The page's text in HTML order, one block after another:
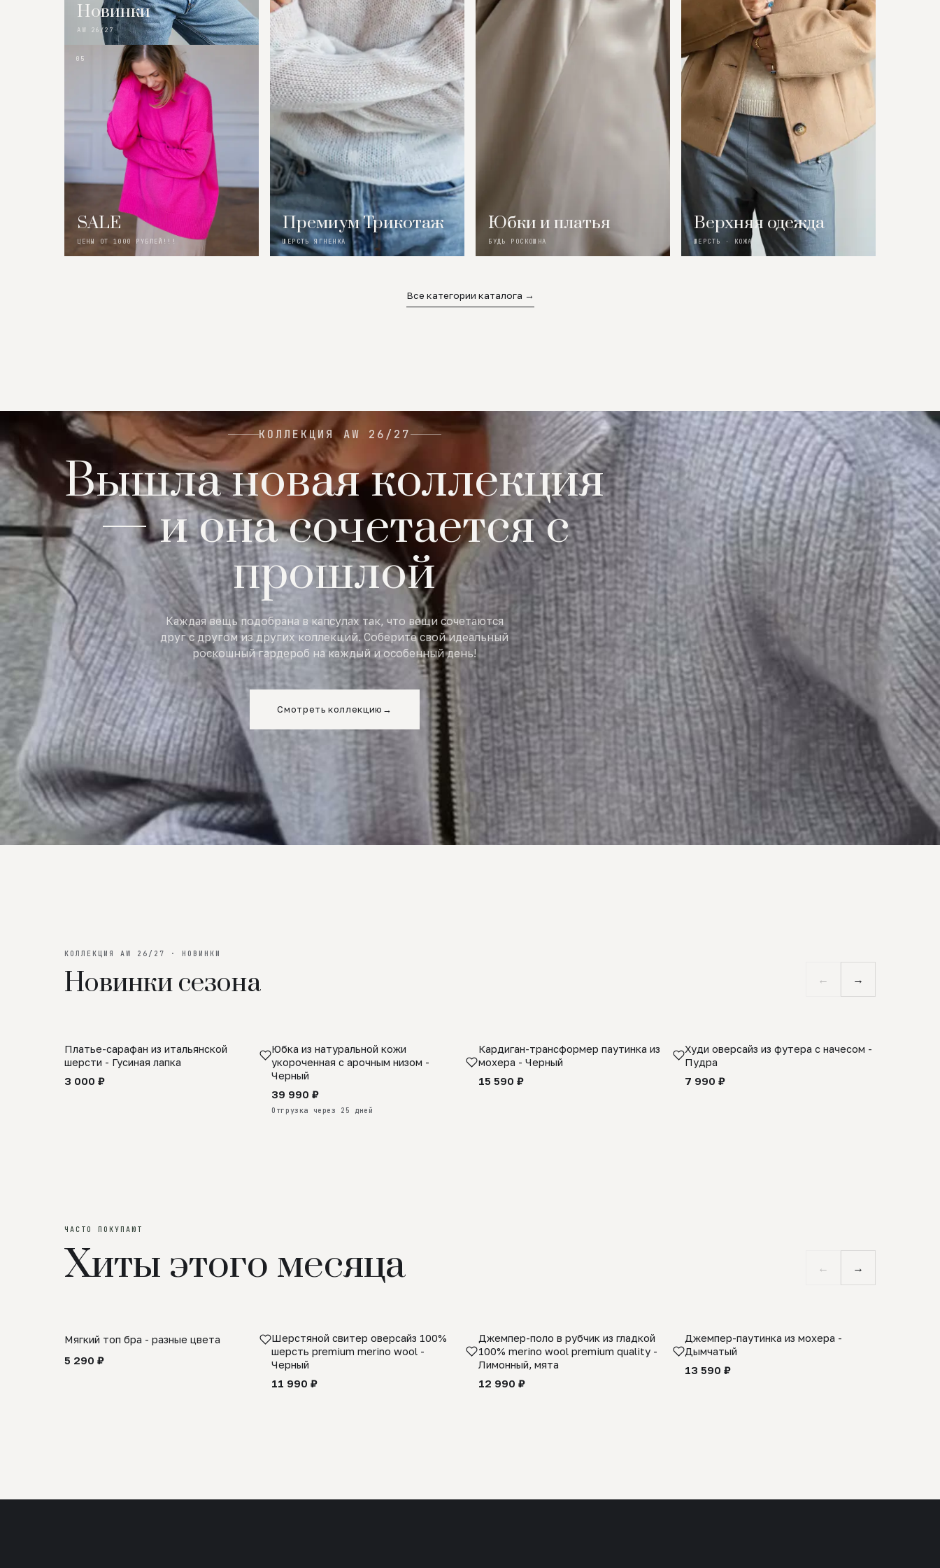
Новинки
AW 26/27
05
SALE
ЦЕНЫ ОТ 1000 РУБЛЕЙ!!!
Премиум Трикотаж
ШЕРСТЬ ЯГНЕНКА
Юбки и платья
БУДЬ РОСКОШНА
Верхняя одежда
ШЕРСТЬ · КОЖА
Все категории каталога →
КОЛЛЕКЦИЯ AW 26/27
Вышла новая коллекция
— и она сочетается с
прошлой
Каждая вещь подобрана в капсулах так, что вещи сочетаются
друг с другом из других коллекций. Соберите свой идеальный
роскошный гардероб на каждый и особенный день!
Смотреть коллекцию →
КОЛЛЕКЦИЯ AW 26/27 · НОВИНКИ
Новинки сезона ← →
SALE
Платье-сарафан из итальянской
шерсти - Гусиная лапка
3 000 ₽
ПРЕДЗАКАЗ
Юбка из натуральной кожи
укороченная с арочным низом -
Черный
39 990 ₽
Отгрузка через 25 дней
Кардиган-трансформер паутинка из
мохера - Черный
15 590 ₽
Худи оверсайз из футера с начесом -
Пудра
7 990 ₽
ЧАСТО ПОКУПАЮТ
Хиты этого месяца ← →
Мягкий топ бра - разные цвета
5 290 ₽
Шерстяной свитер оверсайз 100%
шерсть premium merino wool -
Черный
11 990 ₽
Джемпер-поло в рубчик из гладкой
100% merino wool premium quality -
Лимонный, мята
12 990 ₽
Джемпер-паутинка из мохера -
Дымчатый
13 590 ₽